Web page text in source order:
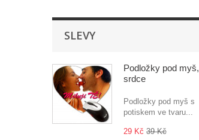
SLEVY
Podložky pod myš,
srdce
Podložky pod myš s
potiskem ve tvaru...
29 Kč 39 Kč